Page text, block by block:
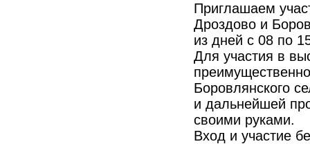
Приглашаем
Дроздово и
из дней с 08 по
Для участия в
Боровлянского
и дальнейшей
своими руками.
Вход и участие